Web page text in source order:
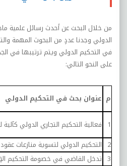
من خلال البحث عن أحدث رسائل علمية
الدولي وجدنا عددٍ من البحوث المهمة
في التحكيم الدولي ويتم ترتيبها في
على النحو التالي:
م عنوان بحث في التحكيم الدولي
1 فعالية التحكيم التجاري الدولي كآلية
2 التحكيم الدولي لتسوية منازعات عقود
3 تدخل القاضي في خصومة التحكيم